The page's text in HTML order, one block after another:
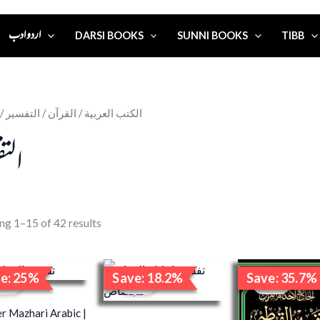
اردو ادب DARSI BOOKS SUNNI BOOKS TIBB
/ الكتب العربية/ القرآن/ التفسير
1–15 of 42 results
25%
Mazhari Arabic |
Original
price
was:
Current
price
₹4,500.00.
Save: 18.2%
Sale!
Original
price
was:
₹2,200.00.
Current
price
₹1,800.00.
Save: 35.7%
Sale!
price
was: